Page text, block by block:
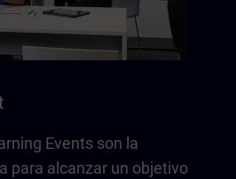
Events son la
para alcanzar un objetivo